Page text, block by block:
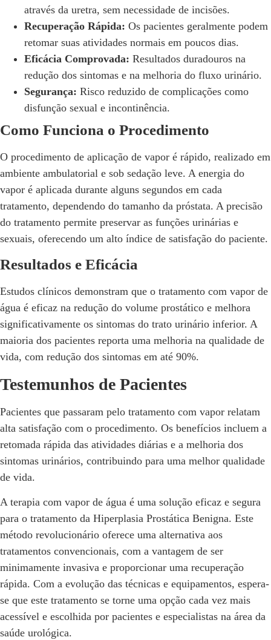
através da uretra, sem necessidade de incisões.
Recuperação Rápida: Os pacientes geralmente podem
retomar suas atividades normais em poucos dias.
Eficácia Comprovada: Resultados duradouros na
redução dos sintomas e na melhoria do fluxo urinário.
Segurança: Risco reduzido de complicações como
disfunção sexual e incontinência.
Como Funciona o Procedimento
O procedimento de aplicação de vapor é rápido, realizado em
ambiente ambulatorial e sob sedação leve. A energia do
vapor é aplicada durante alguns segundos em cada
tratamento, dependendo do tamanho da próstata. A precisão
do tratamento permite preservar as funções urinárias e
sexuais, oferecendo um alto índice de satisfação do paciente.
Resultados e Eficácia
Estudos clínicos demonstram que o tratamento com vapor de
água é eficaz na redução do volume prostático e melhora
significativamente os sintomas do trato urinário inferior. A
maioria dos pacientes reporta uma melhoria na qualidade de
vida, com redução dos sintomas em até 90%.
Testemunhos de Pacientes
Pacientes que passaram pelo tratamento com vapor relatam
alta satisfação com o procedimento. Os benefícios incluem a
retomada rápida das atividades diárias e a melhoria dos
sintomas urinários, contribuindo para uma melhor qualidade
de vida.
A terapia com vapor de água é uma solução eficaz e segura
para o tratamento da Hiperplasia Prostática Benigna. Este
método revolucionário oferece uma alternativa aos
tratamentos convencionais, com a vantagem de ser
minimamente invasiva e proporcionar uma recuperação
rápida. Com a evolução das técnicas e equipamentos, espera-
se que este tratamento se torne uma opção cada vez mais
acessível e escolhida por pacientes e especialistas na área da
saúde urológica.